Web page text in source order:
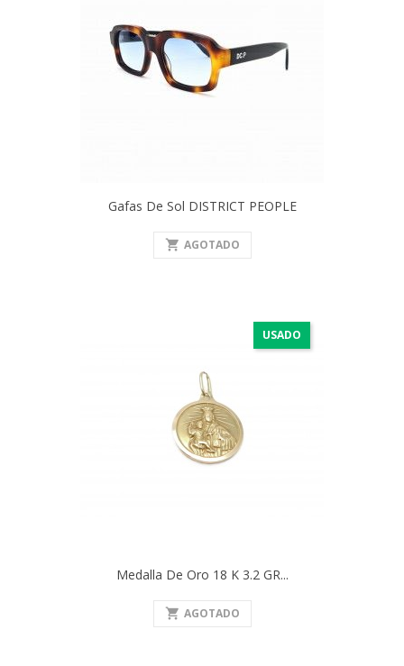
Gafas De Sol DISTRICT PEOPLE
shopping_cart AGOTADO
USADO
Medalla De Oro 18 K 3.2 GR...
shopping_cart AGOTADO